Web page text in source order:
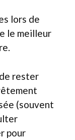
lors de
le meilleur
rester
(souvent
pour